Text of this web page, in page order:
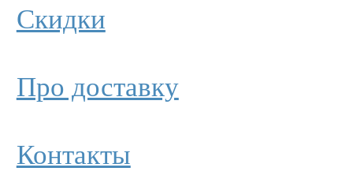
Скидки
Про доставку
Контакты